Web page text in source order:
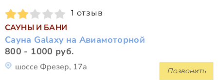
1 отзыв
САУНЫ И БАНИ
Сауна Galaxy на Авиамоторной
800 - 1000 руб.
Позвонить
шоссе Фрезер, 17а